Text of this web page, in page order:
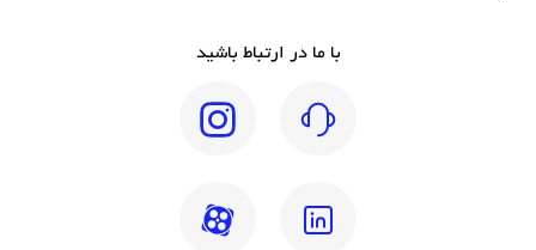
با ما در ارتباط باشید